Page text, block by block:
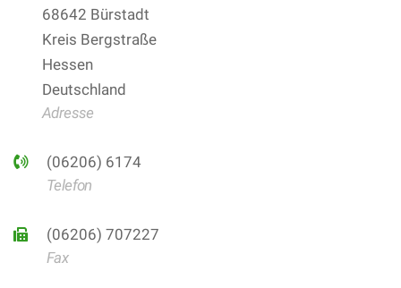
68642 Bürstadt
Kreis Bergstraße
Hessen
Deutschland
Adresse
(06206) 6174
Telefon
(06206) 707227
Fax